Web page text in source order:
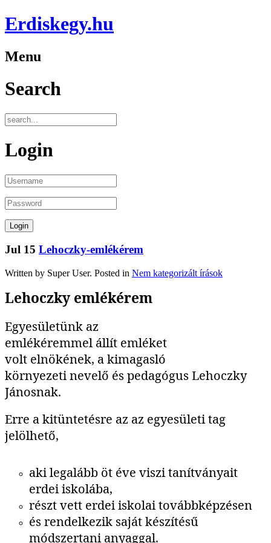
Erdiskegy.hu
Menu
Search
Login
Jul 15 Lehoczky-emlékérem
Written by Super User. Posted in Nem kategorizált írások
Lehoczky emlékérem
Egyesületünk az
emlékéremmel állít emléket
volt elnökének, a kimagasló
környezeti nevelő és pedagógus Lehoczky
Jánosnak.
Erre a kitüntetésre az az egyesületi tag
jelölhető,
aki legalább öt éve viszi tanítványait
erdei iskolába,
részt vett erdei iskolai továbbképzésen
és rendelkezik saját készítésű
módszertani anyaggal.